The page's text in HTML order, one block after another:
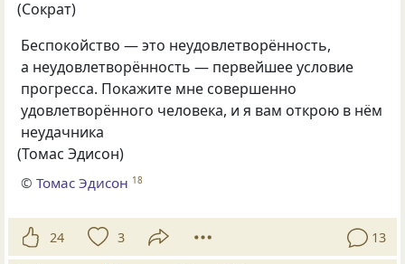
(Сократ)
Беспокойство — это неудовлетворённость,
а неудовлетворённость — первейшее условие
прогресса. Покажите мне совершенно
удовлетворённого человека, и я вам открою в нём
неудачника
(Томас Эдисон)
©Томас Эдисон 18
24 3 13